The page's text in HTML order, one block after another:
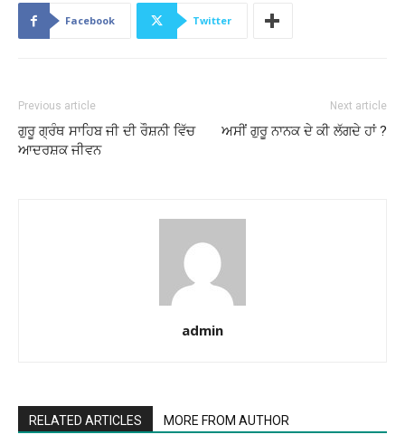
Facebook Twitter
Previous article
ਗੁਰੂ ਗ੍ਰੰਥ ਸਾਹਿਬ ਜੀ ਦੀ ਰੌਸ਼ਨੀ ਵਿੱਚ
ਆਦਰਸ਼ਕ ਜੀਵਨ
Next article
ਅਸੀਂ ਗੁਰੂ ਨਾਨਕ ਦੇ ਕੀ ਲੱਗਦੇ ਹਾਂ ?
admin
RELATED ARTICLES MORE FROM AUTHOR